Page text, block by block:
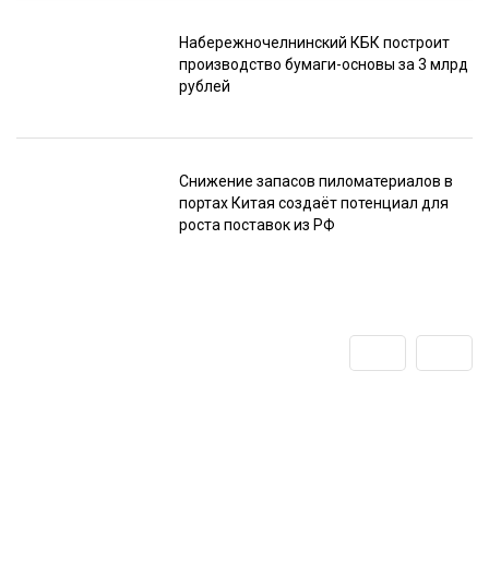
Набережночелнинский КБК построит
производство бумаги-основы за 3 млрд
рублей
Снижение запасов пиломатериалов в
портах Китая создаёт потенциал для
роста поставок из РФ